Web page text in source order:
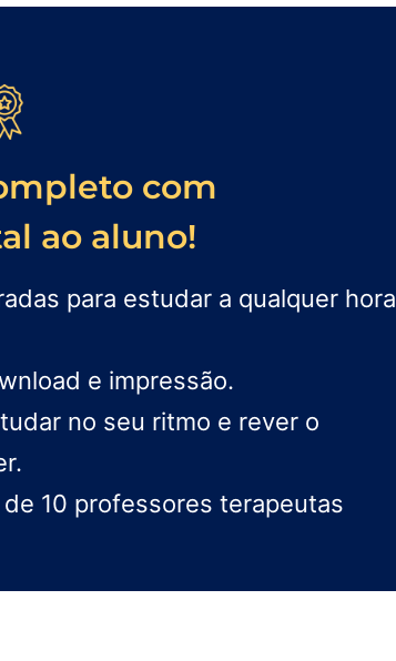
com
ao aluno!
para estudar a qualquer hora
e impressão.
no seu ritmo e rever o
10 professores terapeutas